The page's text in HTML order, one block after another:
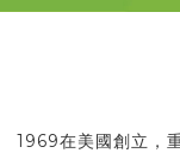
1969在美國創立，